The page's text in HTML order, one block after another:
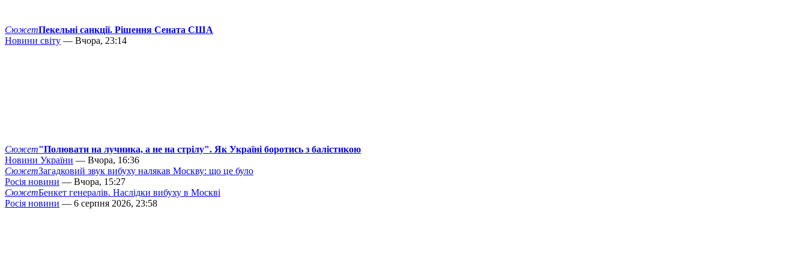
СюжетПекельні санкції. Рішення Сената США
Новини світу — Вчора, 23:14
Сюжет"Полювати на лучника, а не на стрілу". Як Україні боротись з балістикою
Новини України — Вчора, 16:36
СюжетЗагадковий звук вибуху налякав Москву: що це було
Росія новини — Вчора, 15:27
СюжетБенкет генералів. Наслідки вибуху в Москві
Росія новини — 6 серпня 2026, 23:58